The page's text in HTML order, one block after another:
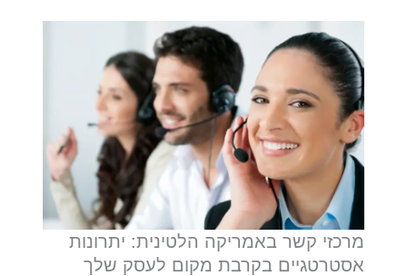
מרכזי קשר באמריקה הלטינית: יתרונות
אסטרטגיים בקרבת מקום לעסק שלך